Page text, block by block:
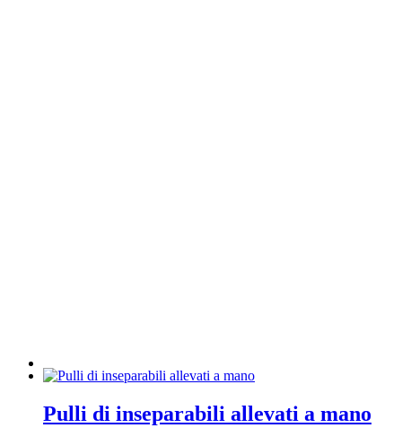
Pulli di inseparabili allevati a mano